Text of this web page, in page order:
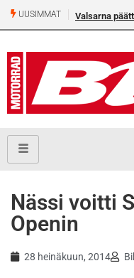
UUSIMMAT Valsarna
Nässi voitti
Openin
28 heinäkuun, 2014